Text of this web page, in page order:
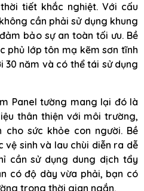
tiết khắc nghiệt. Với cấu
cần phải sử dụng khung
bảo sự an toàn tối ưu. Bề
phủ lớp tôn mạ kẽm sơn tĩnh
30 năm và có thể tái sử dụng
Panel tường mang lại đó là
thân thiện với môi trường,
sức khỏe con người. Bề
vệ sinh và lau chùi diễn ra dễ
cần sử dụng dung dịch tẩy
có độ dày vừa phải, bạn có
trong thời gian ngắn.